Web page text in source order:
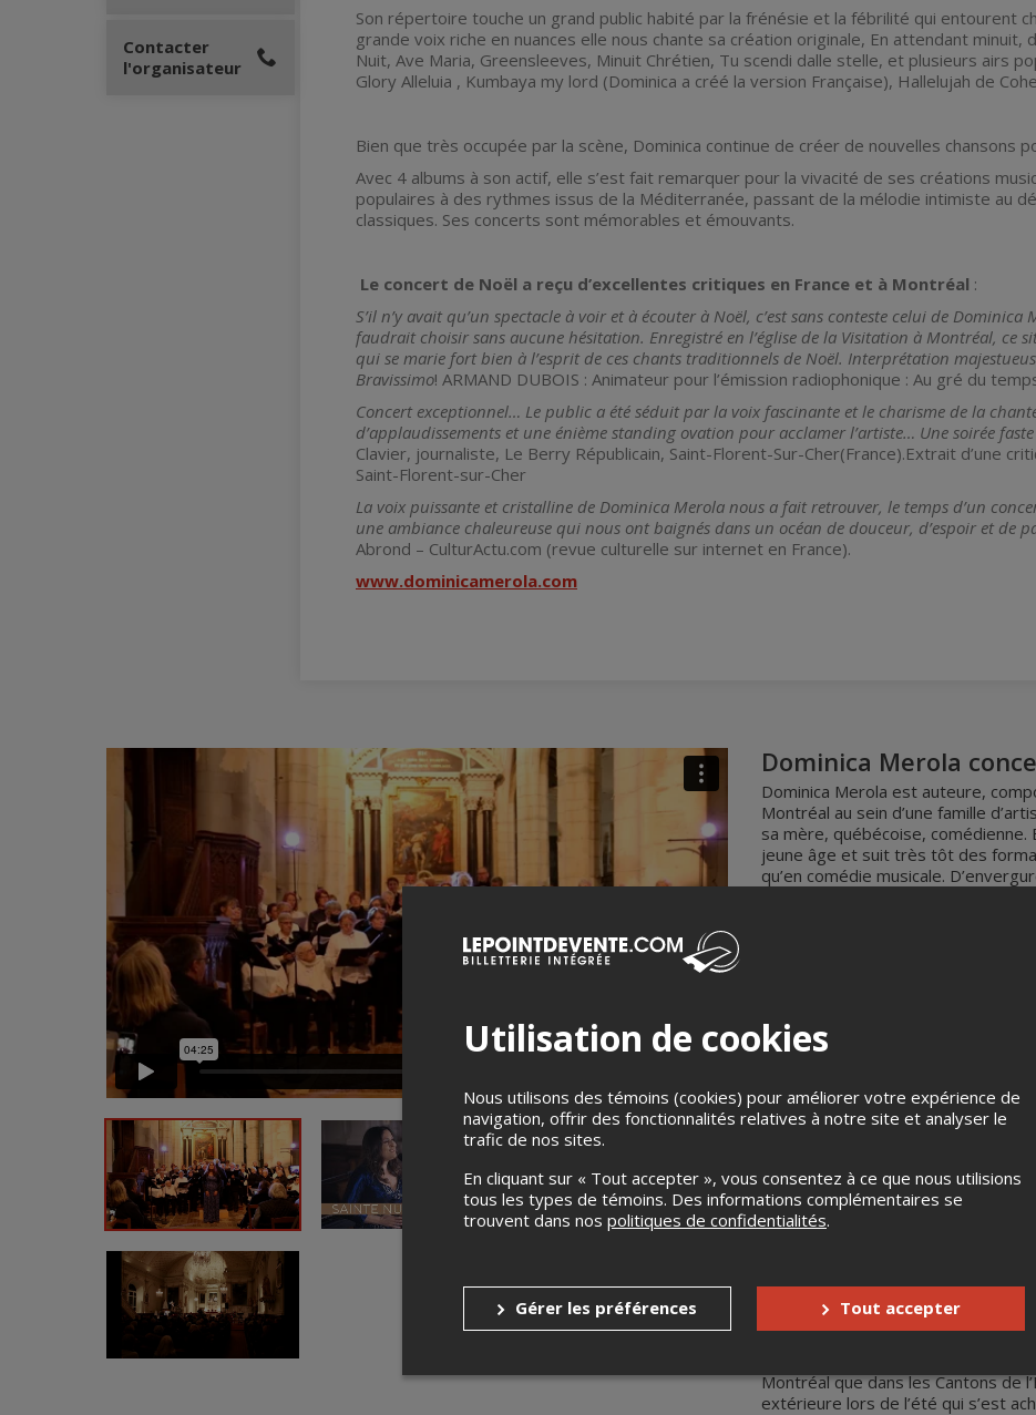
Son répertoire touche un grand public habité par la frénésie et la fébrilité qui entourent
grande voix riche en nuances elle nous chante sa création originale, En attendant minuit,
Nuit, Ave Maria, Greensleeves, Minuit Chrétien, Tu scendi dalle stelle, et plusieurs airs
Glory Alleluia , Kumbaya my lord (Dominica a créé la version Française), Hallelujah de
Bien que très occupée par la scène, Dominica continue de créer de nouvelles chansons
Avec 4 albums à son actif, elle s’est fait remarquer pour la vivacité de ses créations
populaires à des rythmes issus de la Méditerranée, passant de la mélodie intimiste au
classiques. Ses concerts sont mémorables et émouvants.
Le concert de Noël a reçu d’excellentes critiques en France et à Montréal :
S’il n’y avait qu’un spectacle à voir et à écouter à Noël, c’est sans conteste celui de
faudrait choisir sans aucune hésitation. Enregistré en l’église de la Visitation à Montréal, ce
qui se marie fort bien à l’esprit de ces chants traditionnels de Noël. Interprétation
Bravissimo! ARMAND DUBOIS : Animateur pour l’émission radiophonique : Au gré du
Concert exceptionnel… Le public a été séduit par la voix fascinante et le charisme de la
d’applaudissements et une énième standing ovation pour acclamer l’artiste… Une soirée
Clavier, journaliste, Le Berry Républicain, Saint-Florent-Sur-Cher(France).Extrait d’une
Saint-Florent-sur-Cher
La voix puissante et cristalline de Dominica Merola nous a fait retrouver, le temps d’un
une ambiance chaleureuse qui nous ont baignés dans un océan de douceur, d’espoir et de
Abrond – CulturActu.com (revue culturelle sur internet en France).
www.dominicamerola.com
Contacter
l'organisateur
Dominica Merola
Dominica Merola est auteure,
Montréal au sein d’une famille
sa mère, québécoise, comédienne.
jeune âge et suit très tôt des
qu’en comédie musicale.
jusqu’en Europe et Taiwan, elle
sa voix puissante et sensuelle,
pianistique. Elle possède une
(Michel Drucker, émission
Pour l’automne 2025, Dominica
mois d’octobre . Elle présentera
répertoire de nouvelles
Thierry Sforza et Bruno Guglielmi
chorales locales en Dordogne et
cadre d’une exposition majeure
au Québec, elle donnera
par la chorale Chantefleurs à
Bourgeoys de l’Île-des-Sœurs en
ancienne de l’île de Montréal.
Lors de ses voyages et de ses
amitiés entre la France et le
en France en mars-avril 2025
Tout en présentant une partie
locales : Cambrai, Châtel-Guyon
enfin Bourges. De retour au
Montréal que dans les Cantons de
extérieure lors de l’été qui s’est
Utilisation de cookies
Nous utilisons des témoins (cookies) pour améliorer votre expérience de
navigation, offrir des fonctionnalités relatives à notre site et analyser le
trafic de nos sites.
En cliquant sur « Tout accepter », vous consentez à ce que nous utilisions
tous les types de témoins. Des informations complémentaires se
trouvent dans nos politiques de confidentialités.
Gérer les préférences Tout accepter